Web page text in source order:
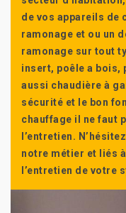
de vos appareils de
ramonage et ou un
ramonage sur tout
insert, poêle a bois,
aussi chaudière à
sécurité et le bon
chauffage il ne faut
l’entretien.
notre métier et liés
l’entretien de votre